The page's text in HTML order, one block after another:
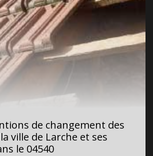
de changement des
ville de Larche et ses
le 04540